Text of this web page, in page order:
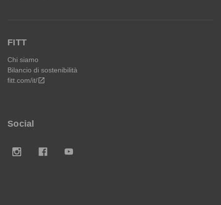
FITT
Chi siamo
Bilancio di sostenibilità
fitt.com/it/open_in_new
Social